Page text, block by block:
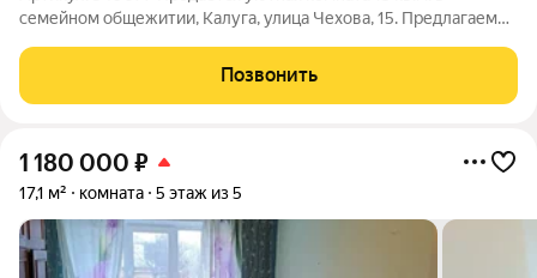
семейном общежитии, Калуга, улица Чехова, 15. Предлагаем
собственное, полностью обустроенное пространство для
жизни или инвестиций. Это практичное и
Позвонить
1 180 000 ₽
17,1 м² комната 5 этаж из 5